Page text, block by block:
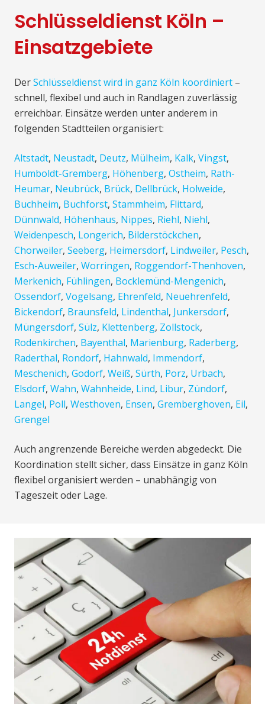
Schlüsseldienst Köln –
Einsatzgebiete
DerSchlüsseldienst wird in ganz Köln koordiniert –
schnell, flexibel und auch in Randlagen zuverlässig
erreichbar. Einsätze werden unter anderem in
folgenden Stadtteilen organisiert:
Altstadt, Neustadt, Deutz, Mülheim, Kalk, Vingst,
Humboldt-Gremberg, Höhenberg, Ostheim, Rath-
Heumar, Neubrück, Brück, Dellbrück, Holweide,
Buchheim, Buchforst, Stammheim, Flittard,
Dünnwald, Höhenhaus, Nippes, Riehl, Niehl,
Weidenpesch, Longerich, Bilderstöckchen,
Chorweiler, Seeberg, Heimersdorf, Lindweiler, Pesch,
Esch-Auweiler, Worringen, Roggendorf-Thenhoven,
Merkenich, Fühlingen, Bocklemünd-Mengenich,
Ossendorf, Vogelsang, Ehrenfeld, Neuehrenfeld,
Bickendorf, Braunsfeld, Lindenthal, Junkersdorf,
Müngersdorf, Sülz, Klettenberg, Zollstock,
Rodenkirchen, Bayenthal, Marienburg, Raderberg,
Raderthal, Rondorf, Hahnwald, Immendorf,
Meschenich, Godorf, Weiß, Sürth, Porz, Urbach,
Elsdorf, Wahn, Wahnheide, Lind, Libur, Zündorf,
Langel, Poll, Westhoven, Ensen, Gremberghoven, Eil,
Grengel
Auch angrenzende Bereiche werden abgedeckt. Die
Koordination stellt sicher, dass Einsätze in ganz Köln
flexibel organisiert werden – unabhängig von
Tageszeit oder Lage.